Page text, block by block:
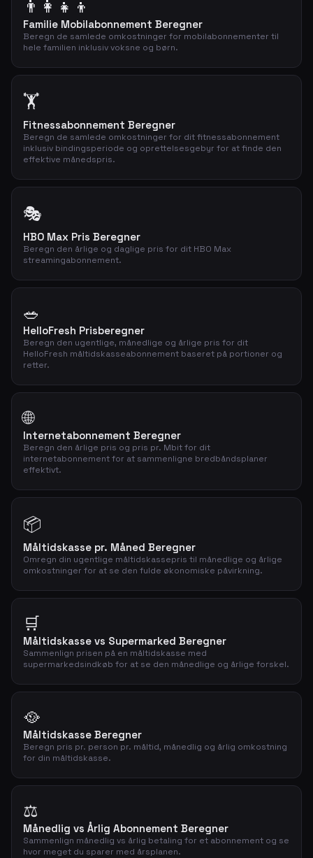
👨‍👩‍👧‍👦
Familie Mobilabonnement Beregner
Beregn de samlede omkostninger for mobilabonnementer til
hele familien inklusiv voksne og børn.
🏋️
Fitnessabonnement Beregner
Beregn de samlede omkostninger for dit fitnessabonnement
inklusiv bindingsperiode og oprettelsesgebyr for at finde den
effektive månedspris.
🎭
HBO Max Pris Beregner
Beregn den årlige og daglige pris for dit HBO Max
streamingabonnement.
🥗
HelloFresh Prisberegner
Beregn den ugentlige, månedlige og årlige pris for dit
HelloFresh måltidskasseabonnement baseret på portioner og
retter.
🌐
Internetabonnement Beregner
Beregn den årlige pris og pris pr. Mbit for dit
internetabonnement for at sammenligne bredbåndsplaner
effektivt.
📦
Måltidskasse pr. Måned Beregner
Omregn din ugentlige måltidskassepris til månedlige og årlige
omkostninger for at se den fulde økonomiske påvirkning.
🛒
Måltidskasse vs Supermarked Beregner
Sammenlign prisen på en måltidskasse med
supermarkedsindkøb for at se den månedlige og årlige forskel.
🥘
Måltidskasse Beregner
Beregn pris pr. person pr. måltid, månedlig og årlig omkostning
for din måltidskasse.
⚖️
Månedlig vs Årlig Abonnement Beregner
Sammenlign månedlig vs årlig betaling for et abonnement og se
hvor meget du sparer med årsplanen.